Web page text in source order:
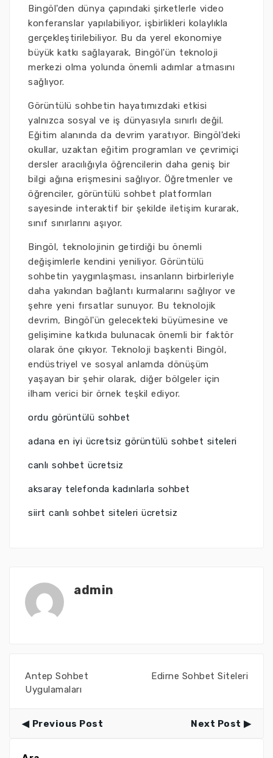
Bingöl'den dünya çapındaki şirketlerle video
konferanslar yapılabiliyor, işbirlikleri kolaylıkla
gerçekleştirilebiliyor. Bu da yerel ekonomiye
büyük katkı sağlayarak, Bingöl'ün teknoloji
merkezi olma yolunda önemli adımlar atmasını
sağlıyor.
Görüntülü sohbetin hayatımızdaki etkisi
yalnızca sosyal ve iş dünyasıyla sınırlı değil.
Eğitim alanında da devrim yaratıyor. Bingöl'deki
okullar, uzaktan eğitim programları ve çevrimiçi
dersler aracılığıyla öğrencilerin daha geniş bir
bilgi ağına erişmesini sağlıyor. Öğretmenler ve
öğrenciler, görüntülü sohbet platformları
sayesinde interaktif bir şekilde iletişim kurarak,
sınıf sınırlarını aşıyor.
Bingöl, teknolojinin getirdiği bu önemli
değişimlerle kendini yeniliyor. Görüntülü
sohbetin yaygınlaşması, insanların birbirleriyle
daha yakından bağlantı kurmalarını sağlıyor ve
şehre yeni fırsatlar sunuyor. Bu teknolojik
devrim, Bingöl'ün gelecekteki büyümesine ve
gelişimine katkıda bulunacak önemli bir faktör
olarak öne çıkıyor. Teknoloji başkenti Bingöl,
endüstriyel ve sosyal anlamda dönüşüm
yaşayan bir şehir olarak, diğer bölgeler için
ilham verici bir örnek teşkil ediyor.
ordu görüntülü sohbet
adana en iyi ücretsiz görüntülü sohbet siteleri
canlı sohbet ücretsiz
aksaray telefonda kadınlarla sohbet
siirt canlı sohbet siteleri ücretsiz
admin
Antep Sohbet
Uygulamaları
Edirne Sohbet Siteleri
Previous Post Next Post